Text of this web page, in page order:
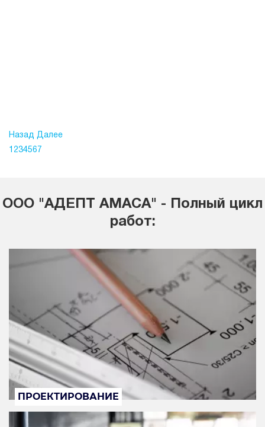
Назад Далее
1 23456 7
ООО "АДЕПТ АМАСА" - Полный цикл
работ:
ПРОЕКТИРОВАНИЕ